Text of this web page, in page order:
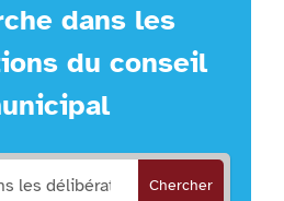
dans les
du conseil
Chercher